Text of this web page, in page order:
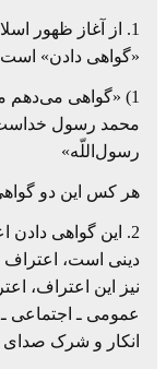
1. از آغاز ظهور
«گواهی دادن» است
محمد رسول خداست»
رسول‌اللّه»
هر کس این دو
2. این گواهی
دینی است، اعتراف
نیز این اعتراف،
عمومی ـ اجتماعی
انکار و شرک